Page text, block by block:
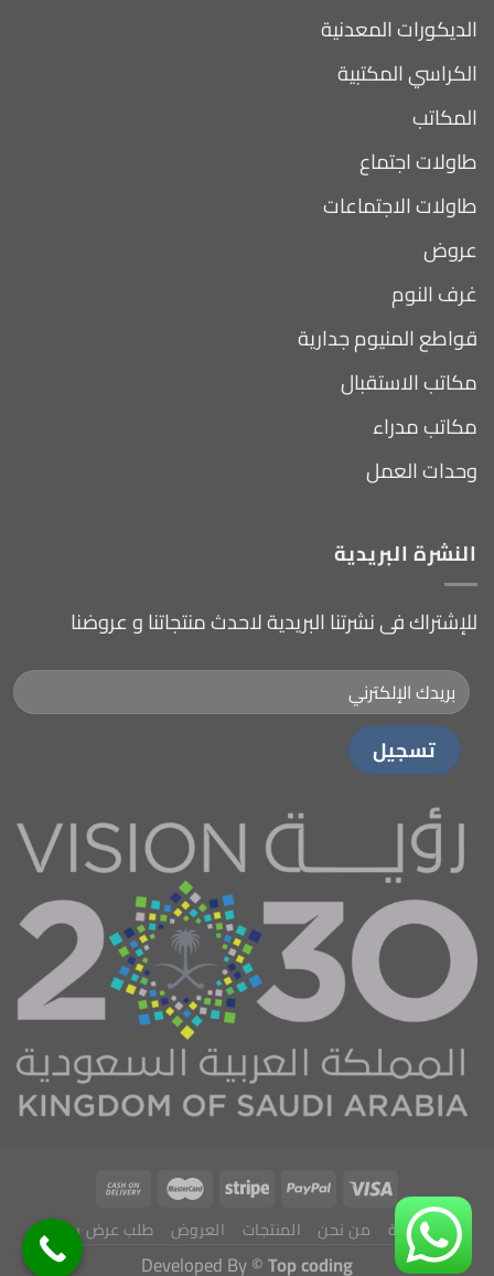
الديكورات المعدنية
الكراسي المكتبية
المكاتب
طاولات اجتماع
طاولات الاجتماعات
عروض
غرف النوم
قواطع المنيوم جدارية
مكاتب الاستقبال
مكاتب مدراء
وحدات العمل
النشرة البريدية
للإشتراك فى نشرتنا البريدية لاحدث منتجاتنا و عروضنا
الرئيسية من نحن المنتجات العروض طلب عرض سعر
Developed By ©Top coding